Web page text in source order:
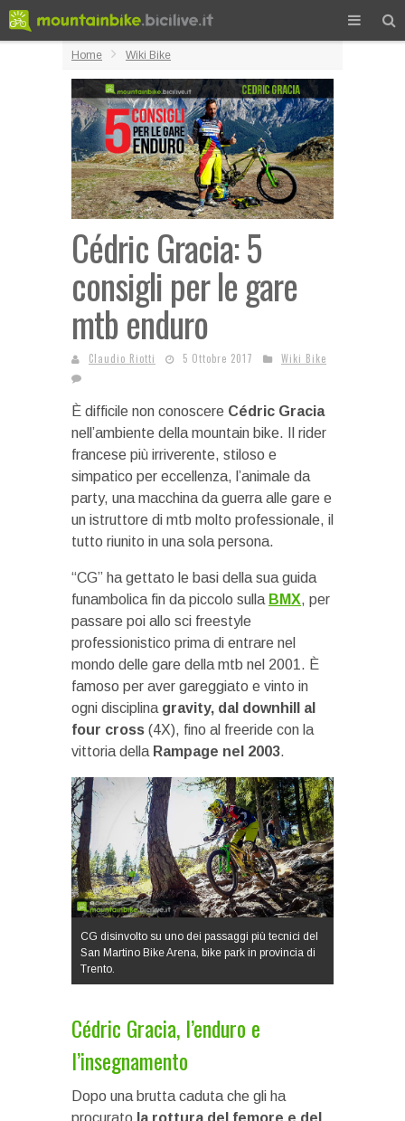
Home Wiki Bike
Cédric Gracia: 5
consigli per le gare
mtb enduro
Claudio Riotti 5 Ottobre 2017 Wiki Bike
È difficile non conoscere Cédric Gracia
nell’ambiente della mountain bike. Il rider
francese più irriverente, stiloso e
simpatico per eccellenza, l’animale da
party, una macchina da guerra alle gare e
un istruttore di mtb molto professionale, il
tutto riunito in una sola persona.
“CG” ha gettato le basi della sua guida
funambolica fin da piccolo sulla BMX, per
passare poi allo sci freestyle
professionistico prima di entrare nel
mondo delle gare della mtb nel 2001. È
famoso per aver gareggiato e vinto in
ogni disciplina gravity, dal downhill al
four cross (4X), fino al freeride con la
vittoria della Rampage nel 2003.
CG disinvolto su uno dei passaggi più tecnici del
San Martino Bike Arena, bike park in provincia di
Trento.
Cédric Gracia, l’enduro e
l’insegnamento
Dopo una brutta caduta che gli ha
procurato la rottura del femore e del